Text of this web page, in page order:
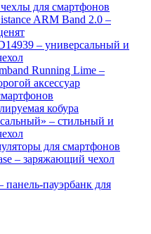
для смартфонов
ARM Band 2.0 –
– универсальный и
Running Lime –
аксессуар
кобура
– стильный и
для смартфонов
– заряжающий чехол
панель-пауэрбанк для